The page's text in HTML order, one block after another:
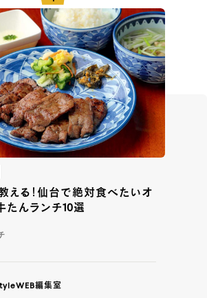
える！仙台で絶対食べたいオ
たんランチ10選
編集室